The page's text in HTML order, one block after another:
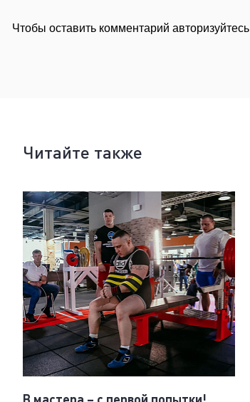
Чтобы оставить комментарий авторизуйтесь
Читайте также